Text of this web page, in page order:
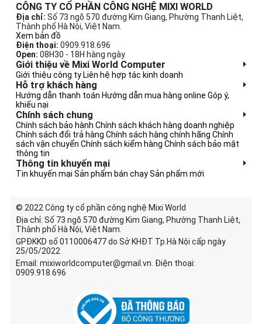
CÔNG TY CỔ PHẦN CÔNG NGHỆ MIXI WORLD
Địa chỉ: Số 73 ngõ 570 đường Kim Giang, Phường Thanh Liệt,
Thành phố Hà Nội, Việt Nam.
Xem bản đồ
Điện thoại: 0909.918.696
Open: 08H30 - 18H hàng ngày
Giới thiệu về Mixi World Computer
Giới thiệu công ty Liên hệ hợp tác kinh doanh
Hỗ trợ khách hàng
Hướng dẫn thanh toán Hướng dẫn mua hàng online Góp ý,
khiếu nại
Chính sách chung
Chính sách bảo hành Chính sách khách hàng doanh nghiệp
Chính sách đổi trả hàng Chính sách hàng chính hãng Chính
sách vận chuyển Chính sách kiểm hàng Chính sách bảo mật
thông tin
Thông tin khuyến mại
Tin khuyến mại Sản phẩm bán chạySản phẩm mới
© 2022 Công ty cổ phần công nghệ Mixi World
Địa chỉ: Số 73 ngõ 570 đường Kim Giang, Phường Thanh Liệt,
Thành phố Hà Nội, Việt Nam.
GPĐKKD số 0110006477 do Sở KHĐT Tp.Hà Nội cấp ngày
25/05/2022
Email: mixiworldcomputer@gmail.vn. Điện thoại:
0909.918.696